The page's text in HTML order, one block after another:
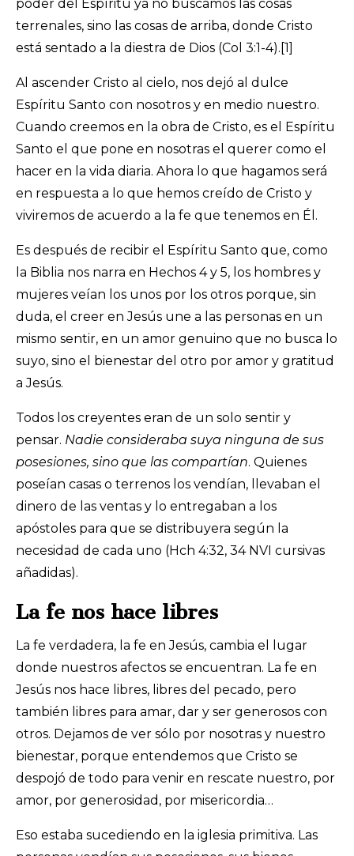
poder del Espíritu ya no buscamos las cosas
terrenales, sino las cosas de arriba, donde Cristo
está sentado a la diestra de Dios (Col 3:1-4).[1]
Al ascender Cristo al cielo, nos dejó al dulce
Espíritu Santo con nosotros y en medio nuestro.
Cuando creemos en la obra de Cristo, es el Espíritu
Santo el que pone en nosotras el querer como el
hacer en la vida diaria. Ahora lo que hagamos será
en respuesta a lo que hemos creído de Cristo y
viviremos de acuerdo a la fe que tenemos en Él.
Es después de recibir el Espíritu Santo que, como
la Biblia nos narra en Hechos 4 y 5, los hombres y
mujeres veían los unos por los otros porque, sin
duda, el creer en Jesús une a las personas en un
mismo sentir, en un amor genuino que no busca lo
suyo, sino el bienestar del otro por amor y gratitud
a Jesús.
Todos los creyentes eran de un solo sentir y
pensar. Nadie consideraba suya ninguna de sus
posesiones, sino que las compartían. Quienes
poseían casas o terrenos los vendían, llevaban el
dinero de las ventas y lo entregaban a los
apóstoles para que se distribuyera según la
necesidad de cada uno (Hch 4:32, 34 NVI cursivas
añadidas).
La fe nos hace libres
La fe verdadera, la fe en Jesús, cambia el lugar
donde nuestros afectos se encuentran. La fe en
Jesús nos hace libres, libres del pecado, pero
también libres para amar, dar y ser generosos con
otros. Dejamos de ver sólo por nosotras y nuestro
bienestar, porque entendemos que Cristo se
despojó de todo para venir en rescate nuestro, por
amor, por generosidad, por misericordia…
Eso estaba sucediendo en la iglesia primitiva. Las